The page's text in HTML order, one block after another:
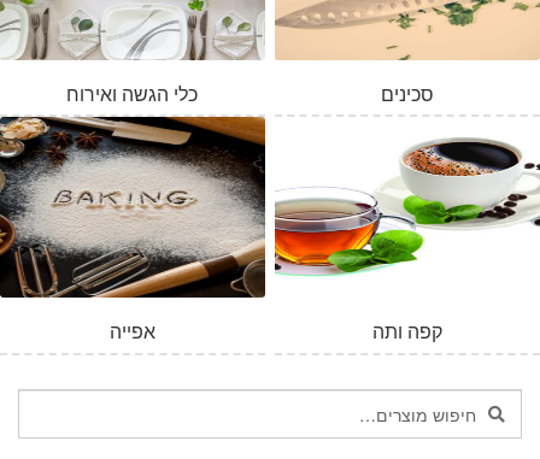
כלי הגשה ואירוח סכינים
אפייה קפה ותה
חיפוש
עבור:
חיפוש